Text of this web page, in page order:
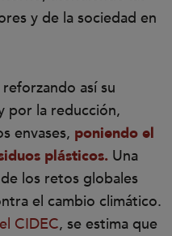
y de la sociedad en
así su
por la reducción,
envases, poniendo el
plásticos. Una
los retos globales
el cambio climático.
CIDEC, se estima que